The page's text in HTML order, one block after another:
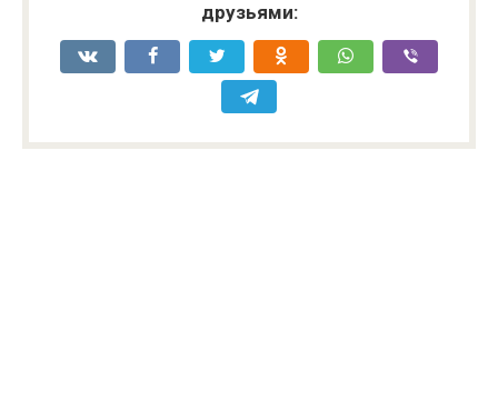
друзьями: